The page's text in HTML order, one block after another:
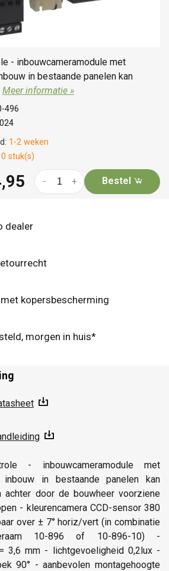
- inbouwcameramodule met
in bestaande panelen kan
Meer informatie »
1-2 weken
0 stuk(s)
496
+
- Bestel
dealer
kopersbescherming
morgen in huis*
- inbouwcameramodule met
inbouw in bestaande panelen kan
achter door de bouwheer voorziene
- kleurencamera CCD-sensor 380
over ± 7° horiz/vert (in combinatie
10-896 of 10-896-10) -
3,6 mm - lichtgevoeligheid 0,2lux -
90° - aanbevolen montagehoogte